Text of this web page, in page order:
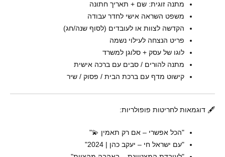
מתנה זוגית: שם + תאריך חתונה
משפט השראה אישי לחדר עבודה
הקדשה לצוות או לעובדים (לסוף שנה/חג)
פריט הנצחה לעילוי נשמה
לוגו של עסק + סלוגן למשרד
מתנה להורים / סבים עם ברכה אישית
קישוט מדף עם ברכת הבית / פסוק / שיר
🖋️ דוגמאות לחריטות פופולריות:
"הכל אפשרי – אם רק תאמין 💫"
"עם ישראל חי – יעקב כהן | 2024"